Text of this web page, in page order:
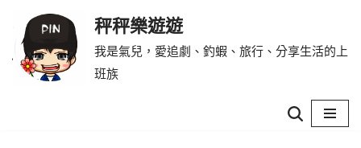
Skip
to
秤秤樂遊遊
我是氣兒，愛追劇、釣蝦、旅行、分享生活的上
班族